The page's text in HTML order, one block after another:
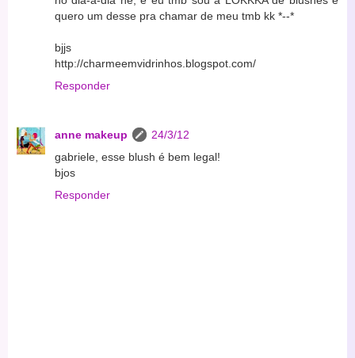
quero um desse pra chamar de meu tmb kk *--*
bjjs
http://charmeemvidrinhos.blogspot.com/
Responder
anne makeup
24/3/12
gabriele, esse blush é bem legal!
bjos
Responder